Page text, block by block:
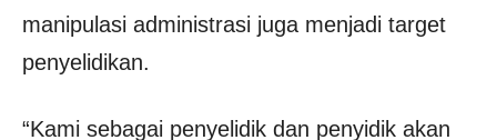
manipulasi administrasi juga menjadi target
penyelidikan.
“Kami sebagai penyelidik dan penyidik akan